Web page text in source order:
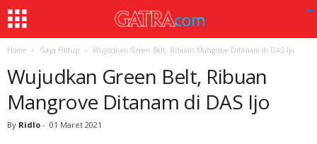
Home Gaya Hidup Wujudkan Green Belt, Ribuan Mangrove Ditanam di DAS Ijo
Wujudkan Green Belt, Ribuan
Mangrove Ditanam di DAS Ijo
By Ridlo - 01 Maret 2021